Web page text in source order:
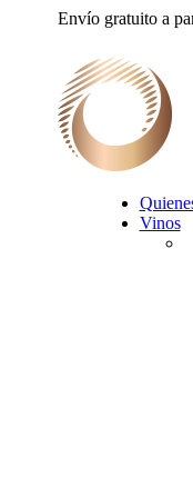
Envío gratuito a
Vinos